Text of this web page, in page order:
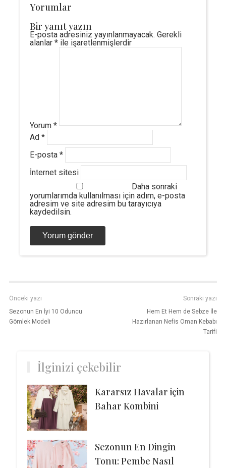
Yorumlar
Bir yanıt yazın
E-posta adresiniz yayınlanmayacak. Gerekli
alanlar *ile işaretlenmişlerdir
Yorum *
Ad *
E-posta *
İnternet sitesi
Daha sonraki
yorumlarımda kullanılması için adım, e-posta
adresim ve site adresim bu tarayıcıya
kaydedilsin.
Önceki yazı
Sezonun En İyi 10 Oduncu
Gömlek Modeli
Sonraki yazı
Hem Et Hem de Sebze İle
Hazırlanan Nefis Oman Kebabı
Tarifi
İlginizi çekebilir
Kararsız Havalar için
Bahar Kombini
Sezonun En Dingin
Tonu: Pembe Nasıl